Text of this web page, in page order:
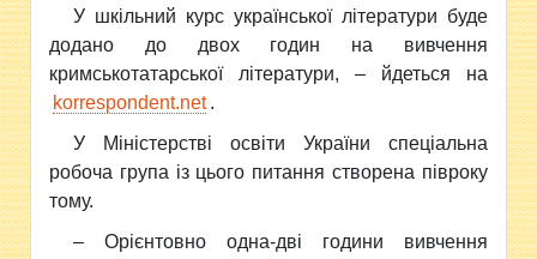
У шкільний курс української літератури буде
додано до двох годин на вивчення
кримськотатарської літератури, – йдеться на
korrespondent.net .
У Міністерстві освіти України спеціальна
робоча група із цього питання створена півроку
тому.
– Орієнтовно одна-дві години вивчення